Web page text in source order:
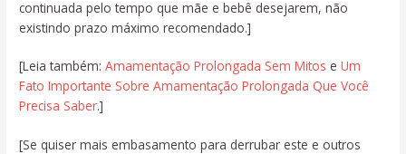
continuada pelo tempo que mãe e bebê desejarem, não
existindo prazo máximo recomendado.]
[Leia também:Amamentação Prolongada Sem Mitos eUm
Fato Importante Sobre Amamentação Prolongada Que Você
Precisa Saber.]
[Se quiser mais embasamento para derrubar este e outros